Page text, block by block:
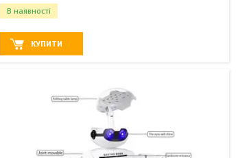
В наявності
КУПИТИ